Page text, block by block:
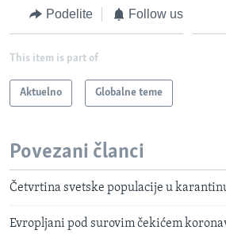
Podelite Follow us
This item is part of
Aktuelno Globalne teme
Povezani članci
Četvrtina svetske populacije u
Evropljani pod surovim čekićem